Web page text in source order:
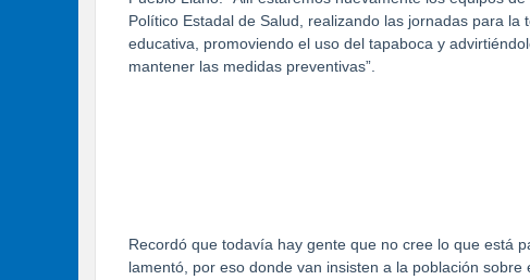
Político Estadal de Salud, realizando las jornadas para
educativa, promoviendo el uso del tapaboca y
mantener las medidas preventivas”.
Recordó que todavía hay gente que no cree lo que está
lamentó, por eso donde van insisten a la población